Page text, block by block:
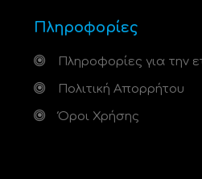
Πληροφορίες
Πληροφορίες για την
Πολιτική Απορρήτου
Όροι Χρήσης